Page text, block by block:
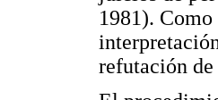
1981).
refutación